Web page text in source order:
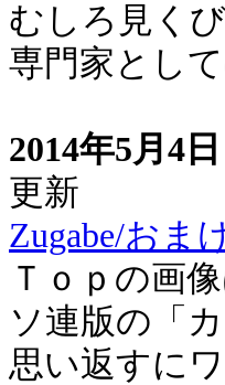
むしろ見く
専門家とし
2014年5月4日
更新
Zugabe/おま
Ｔｏｐの画
ソ連版の「
思い返すに